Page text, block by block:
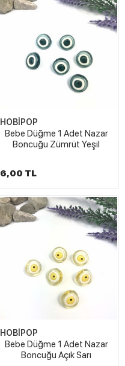
HOBİPOP
Bebe Düğme 1 Adet Nazar
Boncuğu Zümrüt Yeşil
6,00 TL
HOBİPOP
Bebe Düğme 1 Adet Nazar
Boncuğu Açık Sarı